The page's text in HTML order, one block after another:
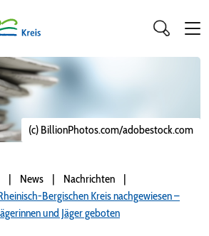
(c) BillionPhotos.com/adobestock.com
News
Nachrichten
Bergischen Kreis nachgewiesen –
und Jäger geboten